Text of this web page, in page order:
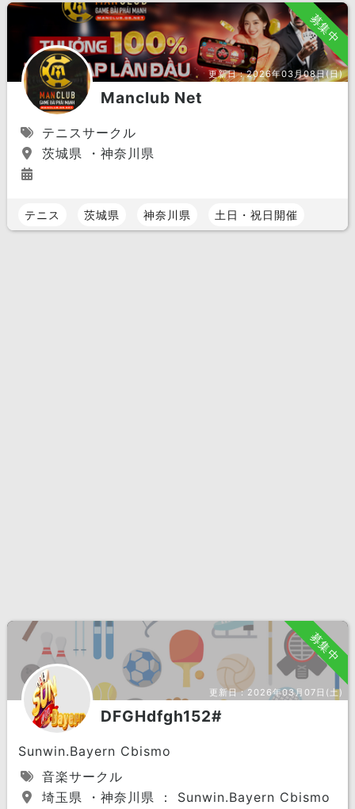
募集中
更新日：2026年03月08日(日)
Manclub Net
テニスサークル
茨城県 ・神奈川県
テニス 茨城県 神奈川県 土日・祝日開催
募集中
更新日：2026年03月07日(土)
DFGHdfgh152#
Sunwin.Bayern Cbismo
音楽サークル
埼玉県 ・神奈川県 ： Sunwin.Bayern Cbismo